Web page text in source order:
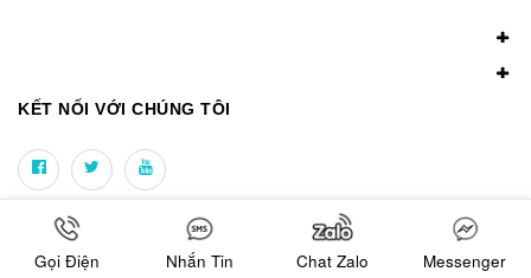
KẾT NỐI VỚI CHÚNG TÔI
NHẬN TIN KHUYẾN MÃI
Đăng ký
Gọi Điện Nhắn Tin Chat Zalo Messenger